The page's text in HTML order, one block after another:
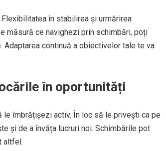
în stabilirea și urmărirea
măsură ce navighezi prin schimbări, poți
continuă a obiectivelor tale te va
în oportunități
îmbrățișezi activ. În loc să le privești ca pe
și de a învăța lucruri noi. Schimbările pot
altfel.